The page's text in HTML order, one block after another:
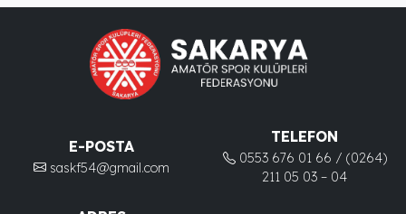
E-POSTA
saskf54@gmail.com
TELEFON
0553 676 01 66 / (0264)
211 05 03 – 04